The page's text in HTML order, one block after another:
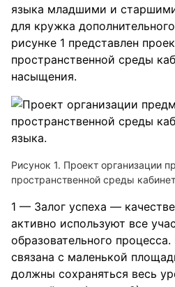
языка младшими и
для кружка
рисунке 1 представлен
пространственной среды
насыщения.
Рисунок 1. Проект организации
пространственной среды
1 — Залог успеха —
активно используют все
образовательного
связана с маленькой
должны сохраняться весь